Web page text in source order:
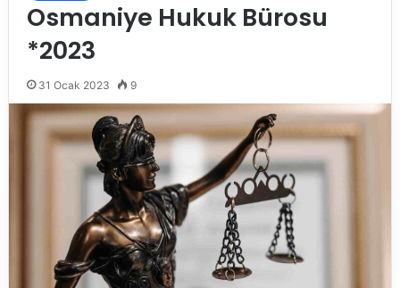
Osmaniye Hukuk Bürosu
*2023
31 Ocak 2023 9